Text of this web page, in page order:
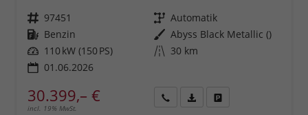
Fahrzeugnr. 97451 Getriebe Automatik
Kraftstoff Benzin Außenfarbe Abyss Black Metallic ()
Leistung 110 kW (150 PS) Kilometerstand 30 km
01.06.2026
30.399,– €
incl. 19% MwSt.